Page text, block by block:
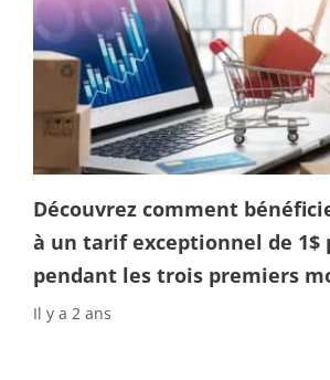
Découvrez comment
à un tarif exceptionnel de 1$
pendant les trois premiers
Il y a 2 ans